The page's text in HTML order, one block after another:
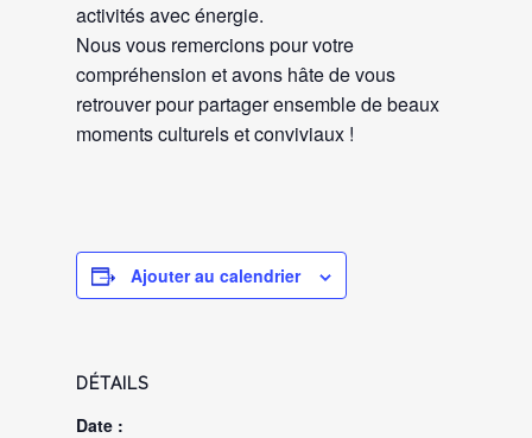
activités avec énergie.
Nous vous remercions pour votre
compréhension et avons hâte de vous
retrouver pour partager ensemble de beaux
moments culturels et conviviaux !
Ajouter au calendrier
DÉTAILS
Date :